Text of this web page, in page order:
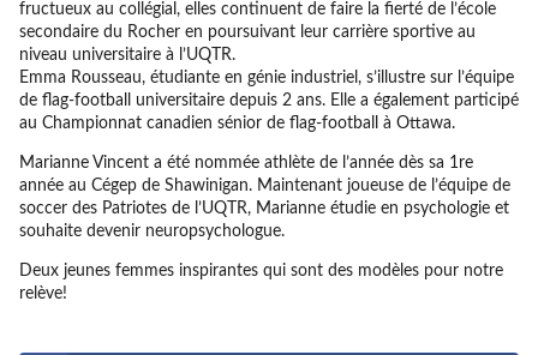
fructueux au collégial, elles continuent de faire la fierté de l’école
secondaire du Rocher en poursuivant leur carrière sportive au
niveau universitaire à l’UQTR.
Emma Rousseau, étudiante en génie industriel, s’illustre sur l’équipe
de flag-football universitaire depuis 2 ans. Elle a également participé
au Championnat canadien sénior de flag-football à Ottawa.
Marianne Vincent a été nommée athlète de l’année dès sa 1re
année au Cégep de Shawinigan. Maintenant joueuse de l’équipe de
soccer des Patriotes de l’UQTR, Marianne étudie en psychologie et
souhaite devenir neuropsychologue.
Deux jeunes femmes inspirantes qui sont des modèles pour notre
relève!